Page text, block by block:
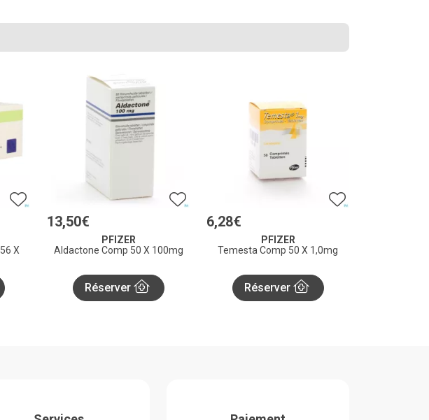
X
13,50€
PFIZER
Aldactone Comp 50 X 100mg
Réserver
6,28€
PFIZER
Temesta Comp 50 X 1,0mg
Réserver